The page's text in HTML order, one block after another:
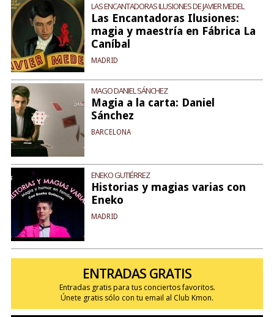
LAS ENCANTADORAS ILUSIONES DE JAVIER MEDEL
Las Encantadoras Ilusiones:
magia y maestría en Fábrica La
Caníbal
MADRID
MAGO DANIEL SÁNCHEZ
Magia a la carta: Daniel
Sánchez
BARCELONA
ENEKO GUTIÉRREZ
Historias y magias varias con
Eneko
MADRID
ENTRADAS GRATIS
Entradas gratis para tus conciertos favoritos.
Únete gratis sólo con tu email al Club Kmon.